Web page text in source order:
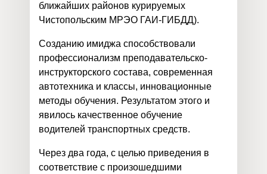
ближайших районов курируемых
Чистопольским МРЭО ГАИ-ГИБДД).
Созданию имиджа способствовали
профессионализм преподавательско-
инструкторского состава, современная
автотехника и классы, инновационные
методы обучения. Результатом этого и
явилось качественное обучение
водителей транспортных средств.
Через два года, с целью приведения в
соответствие с произошедшими